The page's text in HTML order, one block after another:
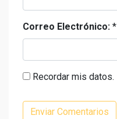
Correo Electrónico: *
Recordar mis datos.